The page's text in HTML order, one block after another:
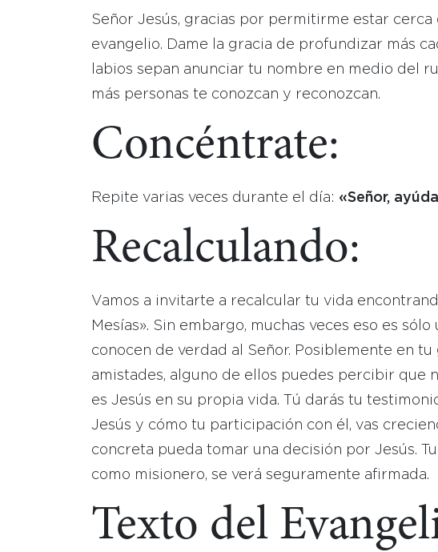
Señor Jesús, gracias por permitirme estar
evangelio. Dame la gracia de profundizar más
labios sepan anunciar tu nombre en medio del
más personas te conozcan y reconozcan.
Concéntrate:
Repite varias veces durante el día: «Señor,
Recalculando:
Vamos a invitarte a recalcular tu vida
Mesías». Sin embargo, muchas veces eso es
conocen de verdad al Señor. Posiblemente en
amistades, alguno de ellos puedes percibir que
es Jesús en su propia vida. Tú darás tu
Jesús y cómo tu participación con él, vas
concreta pueda tomar una decisión por Jesús.
como misionero, se verá seguramente afirmada.
Texto del